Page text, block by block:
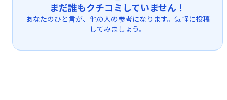
まだ誰もクチコミしていません！
あなたのひと言が、他の人の参考になります。気軽に投稿
してみましょう。